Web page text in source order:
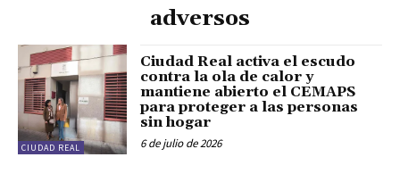
adversos
CIUDAD REAL
Ciudad Real activa el escudo
contra la ola de calor y
mantiene abierto el CEMAPS
para proteger a las personas
sin hogar
6 de julio de 2026